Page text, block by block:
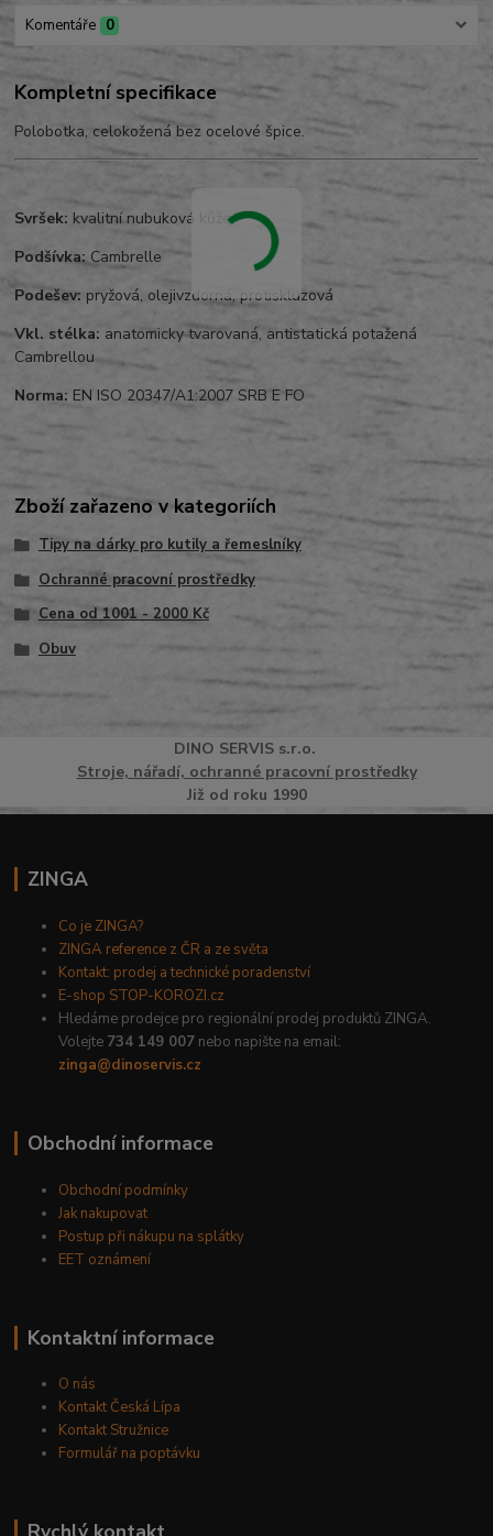
Komentáře 0
Kompletní specifikace
Polobotka, celokožená bez ocelové špice.
Svršek: kvalitní nubuková kůže
Podšívka:Cambrelle
Podešev: pryžová, olejivzdorná, protiskluzová
Vkl. stélka: anatomicky tvarovaná, antistatická potažená
Cambrellou
Norma: EN ISO 20347/A1:2007 SRB E FO
Zboží zařazeno v kategoriích
Tipy na dárky pro kutily a řemeslníky
Ochranné pracovní prostředky
Cena od 1001 - 2000 Kč
Obuv
DINO SERVISs.r.o.
Stroje, nářadí, ochranné pracovní prostředky
Již od roku 1990
ZINGA
Co je ZINGA?
ZINGA reference z ČR a ze světa
Kontakt: prodej a technické poradenství
E-shop STOP-KOROZI.cz
Hledáme prodejce pro regionální prodej produktů ZINGA.
Volejte 734 149 007 nebo napište na email:
zinga@dinoservis.cz
Obchodní informace
Obchodní podmínky
Jak nakupovat
Postup při nákupu na splátky
EET oznámení
Kontaktní informace
O nás
Kontakt Česká Lípa
Kontakt Stružnice
Formulář na poptávku